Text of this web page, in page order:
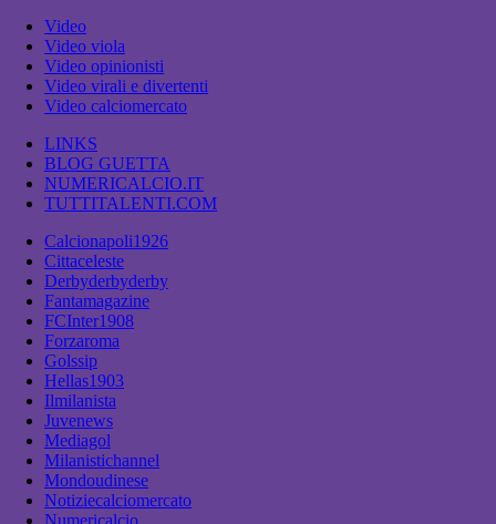
Video
Video viola
Video opinionisti
Video virali e divertenti
Video calciomercato
LINKS
BLOG GUETTA
NUMERICALCIO.IT
TUTTITALENTI.COM
Calcionapoli1926
Cittaceleste
Derbyderbyderby
Fantamagazine
FCInter1908
Forzaroma
Golssip
Hellas1903
Ilmilanista
Juvenews
Mediagol
Milanistichannel
Mondoudinese
Notiziecalciomercato